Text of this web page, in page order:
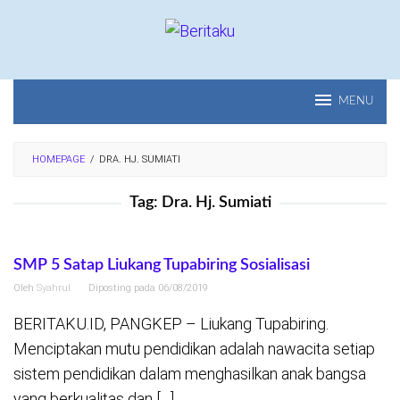
MENU
HOMEPAGE / DRA. HJ. SUMIATI
Tag: Dra. Hj. Sumiati
SMP 5 Satap Liukang Tupabiring Sosialisasi
Oleh Syahrul Diposting pada 06/08/2019
BERITAKU.ID, PANGKEP – Liukang Tupabiring.
Menciptakan mutu pendidikan adalah nawacita setiap
sistem pendidikan dalam menghasilkan anak bangsa